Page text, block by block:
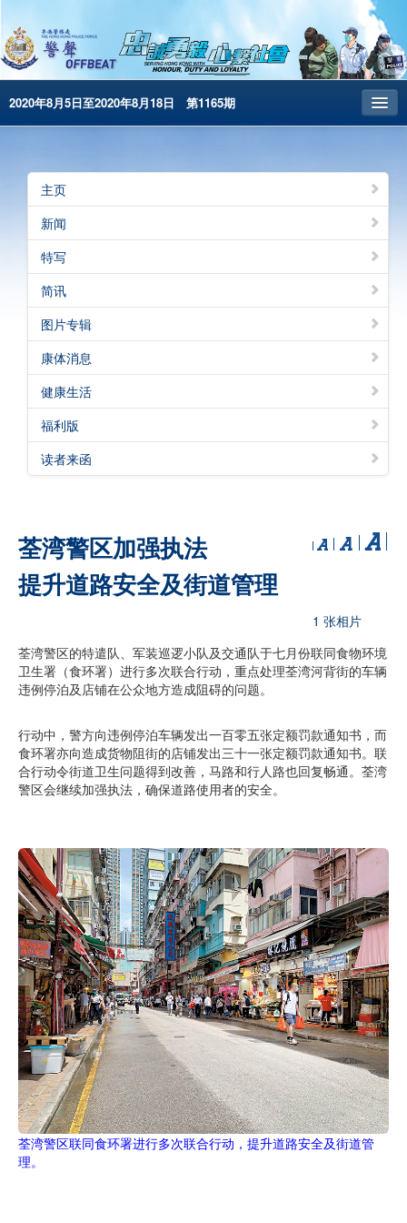
2020年8月5日至2020年8月18日 第1165期
昔日警声
警务处主页
繁体版
English
电子书版
主页
新闻
特写
简讯
图片专辑
康体消息
健康生活
福利版
读者来函
荃湾警区加强执法
提升道路安全及街道管理
1 张相片
荃湾警区的特遣队、军装巡逻小队及交通队于七月份联同食物环境
卫生署（食环署）进行多次联合行动，重点处理荃湾河背街的车辆
违例停泊及店铺在公众地方造成阻碍的问题。
行动中，警方向违例停泊车辆发出一百零五张定额罚款通知书，而
食环署亦向造成货物阻街的店铺发出三十一张定额罚款通知书。联
合行动令街道卫生问题得到改善，马路和行人路也回复畅通。荃湾
警区会继续加强执法，确保道路使用者的安全。
荃湾警区联同食环署进行多次联合行动，提升道路安全及街道管
理。